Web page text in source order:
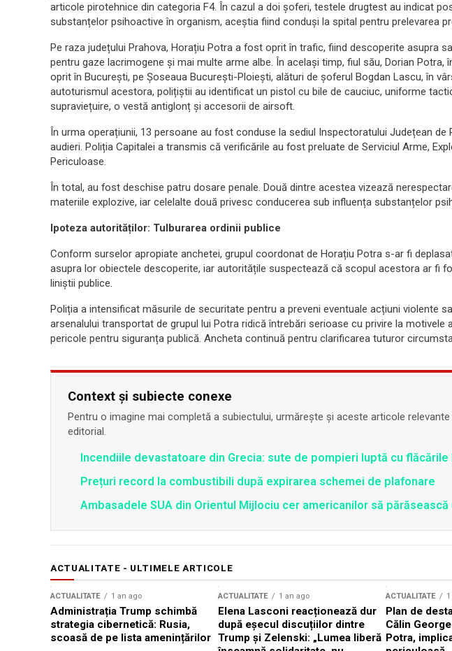
articole pirotehnice din categoria F4. În cazul a doi șoferi, testele drugtest au indicat
substanțelor psihoactive în organism, aceștia fiind conduși la spital pentru prelevarea
Pe raza județului Prahova, Horațiu Potra a fost oprit în trafic, fiind descoperite asupra
pentru gaze lacrimogene și mai multe arme albe. În același timp, fiul său, Dorian Potra,
oprit în București, pe Șoseaua București-Ploiești, alături de șoferul Bogdan Lascu, în
autoturismul acestora, polițiștii au identificat un pistol cu bile de cauciuc, uniforme
supraviețuire, o vestă antiglonț și accesorii de airsoft.
În urma operațiunii, 13 persoane au fost conduse la sediul Inspectoratului Județean de
audieri. Poliția Capitalei a transmis că verificările au fost preluate de Serviciul Arme,
Periculoase.
În total, au fost deschise patru dosare penale. Două dintre acestea vizează
materiile explozive, iar celelalte două privesc conducerea sub influența substanțelor
Ipoteza autorităților: Tulburarea ordinii publice
Conform surselor apropiate anchetei, grupul coordonat de Horațiu Potra s-ar fi
asupra lor obiectele descoperite, iar autoritățile suspectează că scopul acestora ar fi
liniștii publice.
Poliția a intensificat măsurile de securitate pentru a preveni eventuale acțiuni violente
arsenalului transportat de grupul lui Potra ridică întrebări serioase cu privire la motivele
pericole pentru siguranța publică. Ancheta continuă pentru clarificarea tuturor
Context și subiecte conexe
Pentru o imagine mai completă a subiectului, urmărește și aceste articole
editorial.
Incendiile devastatoare din Grecia: sute de pompieri luptă cu flăcările
Prețuri record la combustibili după expirarea schemei de plafonare
Ambasadele SUA din Orientul Mijlociu cer americanilor să
ACTUALITATE - ULTIMELE ARTICOLE
ACTUALITATE 1 an ago
Administrația Trump schimbă
strategia cibernetică: Rusia,
scoasă de pe lista amenințărilor
ACTUALITATE 1 an ago
Elena Lasconi reacționează dur
după eșecul discuțiilor dintre
Trump și Zelenski: „Lumea liberă
ACTUALITATE
Plan de
Călin
Potra,